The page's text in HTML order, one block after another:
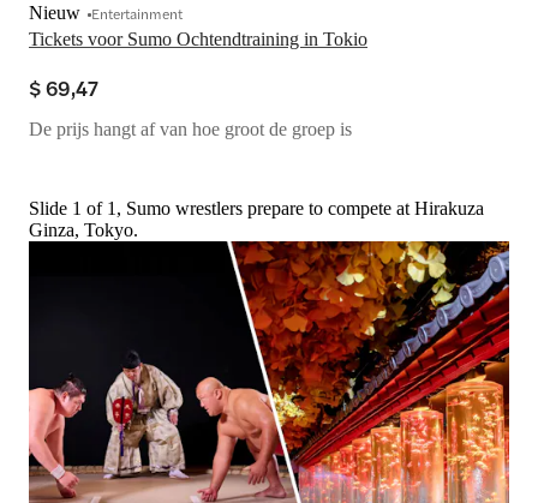
Tickets voor Sumo Ochtendtraining in Tokio
Nieuw Entertainment
$ 69,47
De prijs hangt af van hoe groot de groep is
Slide 1 of 1, Sumo wrestlers prepare to compete at Hirakuza
Ginza, Tokyo.